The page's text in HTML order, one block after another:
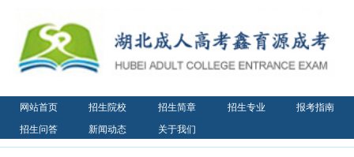
网站首页 招生院校 招生简章 招生专业
报考指南
招生问答
新闻动态 关于我们